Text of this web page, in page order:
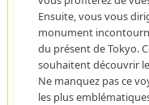
Ensuite, vous vous
monument
du présent de Tokyo.
souhaitent découvrir
Ne manquez pas ce
les plus